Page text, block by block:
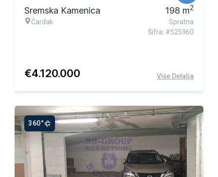
Sremska Kamenica
Čardak
198 m2
Spratna
Šifra: #525960
€4.120.000 Više Detalja
360°